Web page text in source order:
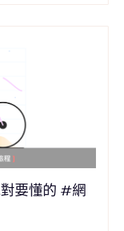
對要懂的 #網